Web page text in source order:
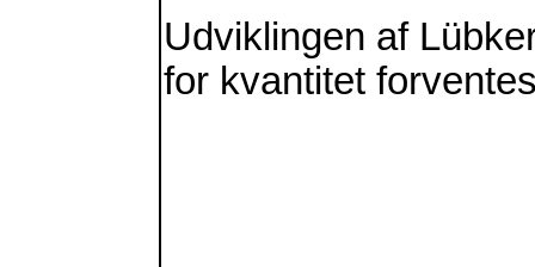
Udviklingen af
for kvantitet